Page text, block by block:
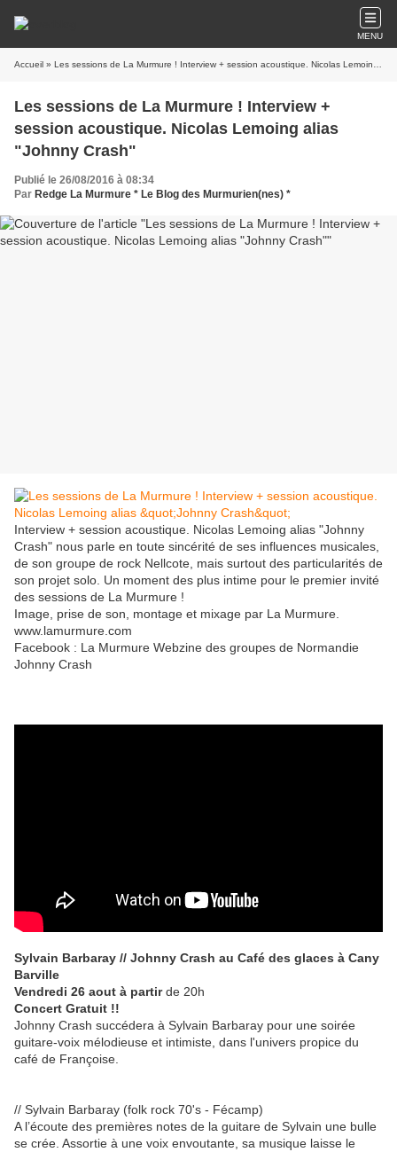
MENU
Accueil » Les sessions de La Murmure ! Interview + session acoustique. Nicolas Lemoing alias "Johnny Crash"
Les sessions de La Murmure ! Interview +
session acoustique. Nicolas Lemoing alias
"Johnny Crash"
Publié le 26/08/2016 à 08:34
Par Redge La Murmure * Le Blog des Murmurien(nes) *
Interview + session acoustique. Nicolas Lemoing alias "Johnny
Crash" nous parle en toute sincérité de ses influences musicales,
de son groupe de rock Nellcote, mais surtout des particularités de
son projet solo. Un moment des plus intime pour le premier invité
des sessions de La Murmure !
Image, prise de son, montage et mixage par La Murmure.
www.lamurmure.com
Facebook : La Murmure Webzine des groupes de Normandie
Johnny Crash
Sylvain Barbaray // Johnny Crash au Café des glaces à Cany
Barville
Vendredi 26 aout à partirde 20h
Concert Gratuit !!
Johnny Crash succédera à Sylvain Barbaray pour une soirée
guitare-voix mélodieuse et intimiste, dans l'univers propice du
café de Françoise.
// Sylvain Barbaray (folk rock 70's - Fécamp)
A l’écoute des premières notes de la guitare de Sylvain une bulle
se crée. Assortie à une voix envoutante, sa musique laisse le